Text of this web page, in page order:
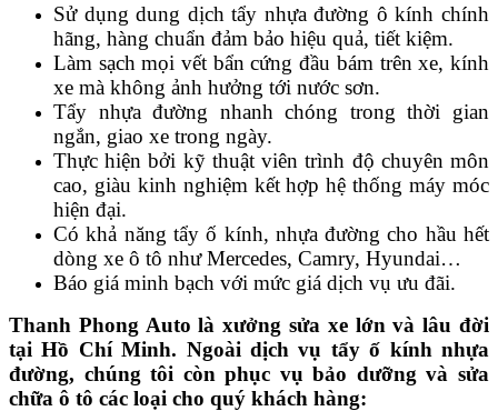
Sử dụng dung dịch tẩy nhựa đường ô kính chính
hãng, hàng chuẩn đảm bảo hiệu quả, tiết kiệm.
Làm sạch mọi vết bẩn cứng đầu bám trên xe, kính
xe mà không ảnh hưởng tới nước sơn.
Tẩy nhựa đường nhanh chóng trong thời gian
ngắn, giao xe trong ngày.
Thực hiện bởi kỹ thuật viên trình độ chuyên môn
cao, giàu kinh nghiệm kết hợp hệ thống máy móc
hiện đại.
Có khả năng tẩy ố kính, nhựa đường cho hầu hết
dòng xe ô tô như Mercedes, Camry, Hyundai…
Báo giá minh bạch với mức giá dịch vụ ưu đãi.
Thanh Phong Auto là xưởng sửa xe lớn và lâu đời
tại Hồ Chí Minh. Ngoài dịch vụ tẩy ố kính nhựa
đường, chúng tôi còn phục vụ bảo dưỡng và sửa
chữa ô tô các loại cho quý khách hàng: